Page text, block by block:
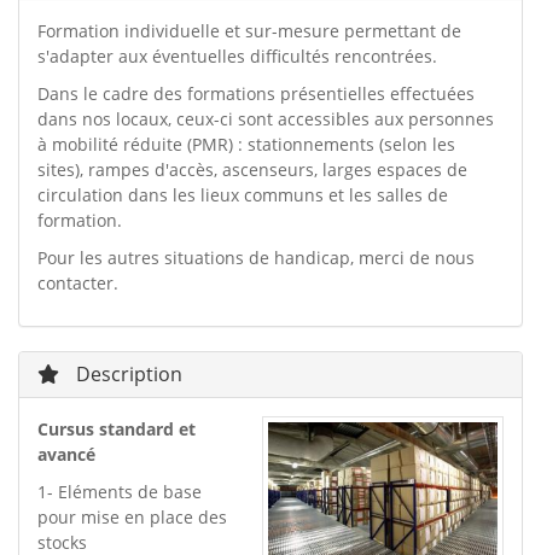
Formation individuelle et sur-mesure permettant de
s'adapter aux éventuelles difficultés rencontrées.
Dans le cadre des formations présentielles effectuées
dans nos locaux, ceux-ci sont accessibles aux personnes
à mobilité réduite (PMR) : stationnements (selon les
sites), rampes d'accès, ascenseurs, larges espaces de
circulation dans les lieux communs et les salles de
formation.
Pour les autres situations de handicap, merci de nous
contacter.
Description
Cursus standard et
avancé
1- Eléments de base
pour mise en place des
stocks